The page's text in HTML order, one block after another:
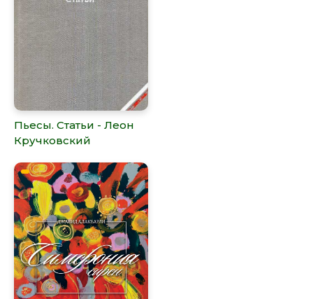
Пьесы. Статьи - Леон
Кручковский